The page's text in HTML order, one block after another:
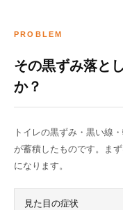
PROBLEM
その黒ずみ落と
か？
トイレの黒ずみ・黒い線
が蓄積したものです。ま
になります。
見た目の症状